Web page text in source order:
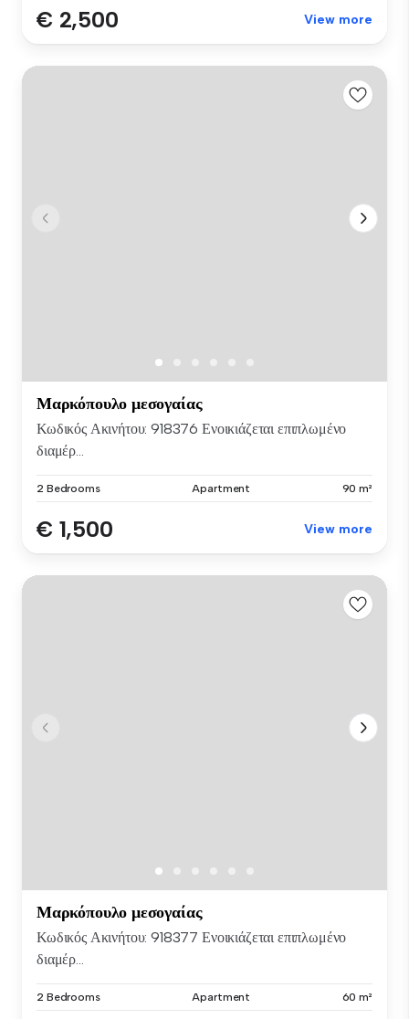
€ 2,500 View more
Μαρκόπουλο μεσογαίας
Κωδικός Ακινήτου: 918376 Ενοικιάζεται επιπλωμένο
διαμέρ...
2 Bedrooms Apartment 90 m²
€ 1,500 View more
Μαρκόπουλο μεσογαίας
Κωδικός Ακινήτου: 918377 Ενοικιάζεται επιπλωμένο
διαμέρ...
2 Bedrooms Apartment 60 m²